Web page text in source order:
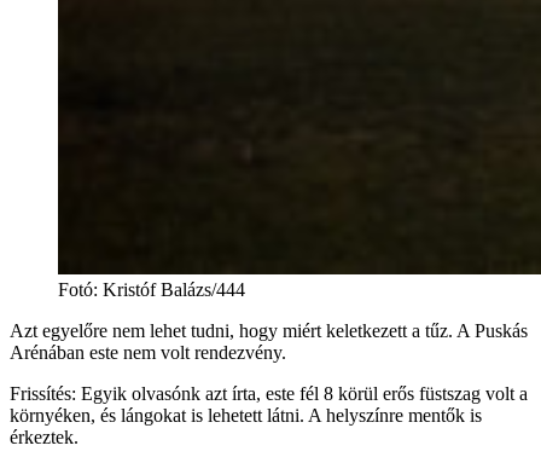
Fotó: Kristóf Balázs/444
Azt egyelőre nem lehet tudni, hogy miért keletkezett a tűz. A Puskás
Arénában este nem volt rendezvény.
Frissítés: Egyik olvasónk azt írta, este fél 8 körül erős füstszag volt a
környéken, és lángokat is lehetett látni. A helyszínre mentők is
érkeztek.